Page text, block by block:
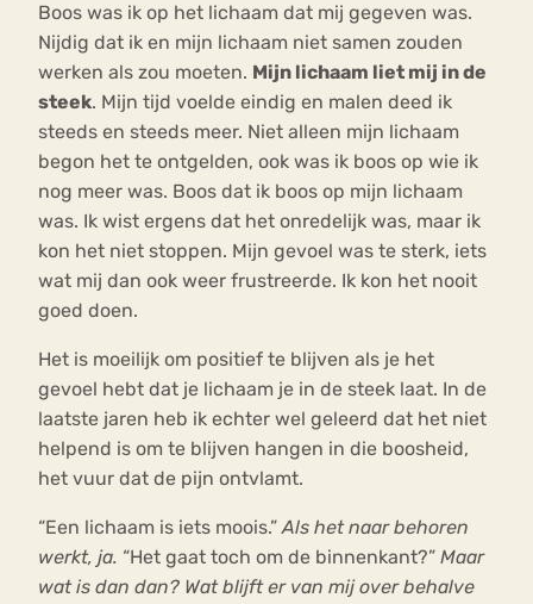
Boos was ik op het lichaam dat mij gegeven was.
Nijdig dat ik en mijn lichaam niet samen zouden
werken als zou moeten. Mijn lichaam liet mij in de
steek. Mijn tijd voelde eindig en malen deed ik
steeds en steeds meer. Niet alleen mijn lichaam
begon het te ontgelden, ook was ik boos op wie ik
nog meer was. Boos dat ik boos op mijn lichaam
was. Ik wist ergens dat het onredelijk was, maar ik
kon het niet stoppen. Mijn gevoel was te sterk, iets
wat mij dan ook weer frustreerde. Ik kon het nooit
goed doen.
Het is moeilijk om positief te blijven als je het
gevoel hebt dat je lichaam je in de steek laat. In de
laatste jaren heb ik echter wel geleerd dat het niet
helpend is om te blijven hangen in die boosheid,
het vuur dat de pijn ontvlamt.
“Een lichaam is iets moois.”Als het naar behoren
werkt, ja. “Het gaat toch om de binnenkant?” Maar
wat is dan dan? Wat blijft er van mij over behalve